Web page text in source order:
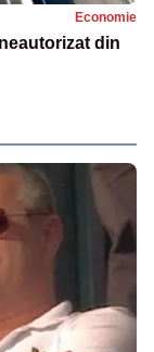
Economie
din